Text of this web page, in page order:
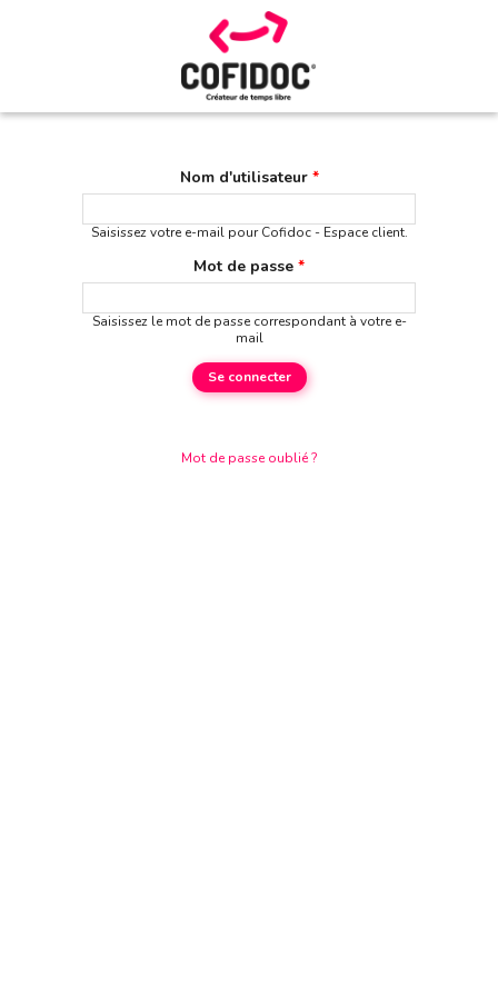
Nom d'utilisateur *
Saisissez votre e-mail pour Cofidoc - Espace client.
Mot de passe *
Saisissez le mot de passe correspondant à votre e-
mail
Mot de passe oublié ?